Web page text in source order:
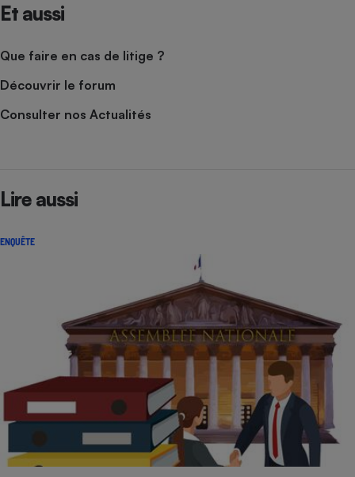
Et aussi
Que faire en cas de litige ?
Découvrir le forum
Consulter nos Actualités
Lire aussi
ENQUÊTE